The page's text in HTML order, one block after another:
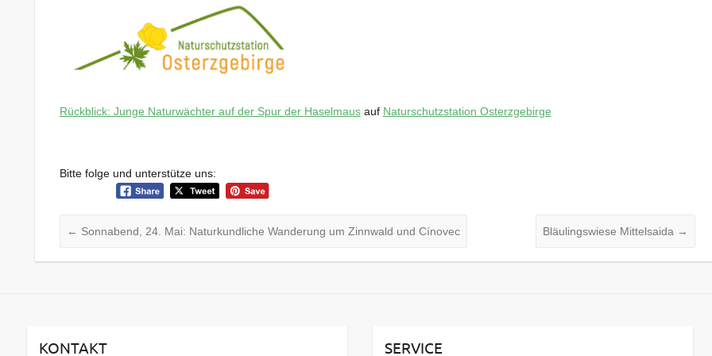
Rückblick: Junge Naturwächter auf der Spur der Haselmausauf Naturschutzstation Osterzgebirge
Bitte folge und unterstütze uns:
← Sonnabend, 24. Mai: Naturkundliche Wanderung um Zinnwald und Cínovec Bläulingswiese Mittelsaida →
KONTAKT SERVICE